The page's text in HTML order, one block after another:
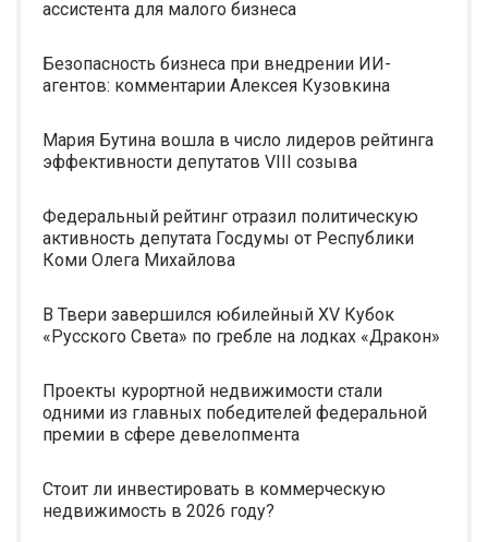
ассистента для малого бизнеса
Безопасность бизнеса при внедрении ИИ-
агентов: комментарии Алексея Кузовкина
Мария Бутина вошла в число лидеров рейтинга
эффективности депутатов VIII созыва
Федеральный рейтинг отразил политическую
активность депутата Госдумы от Республики
Коми Олега Михайлова
В Твери завершился юбилейный XV Кубок
«Русского Света» по гребле на лодках «Дракон»
Проекты курортной недвижимости стали
одними из главных победителей федеральной
премии в сфере девелопмента
Стоит ли инвестировать в коммерческую
недвижимость в 2026 году?